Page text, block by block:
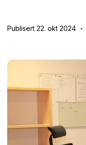
Publisert 22. okt 2024